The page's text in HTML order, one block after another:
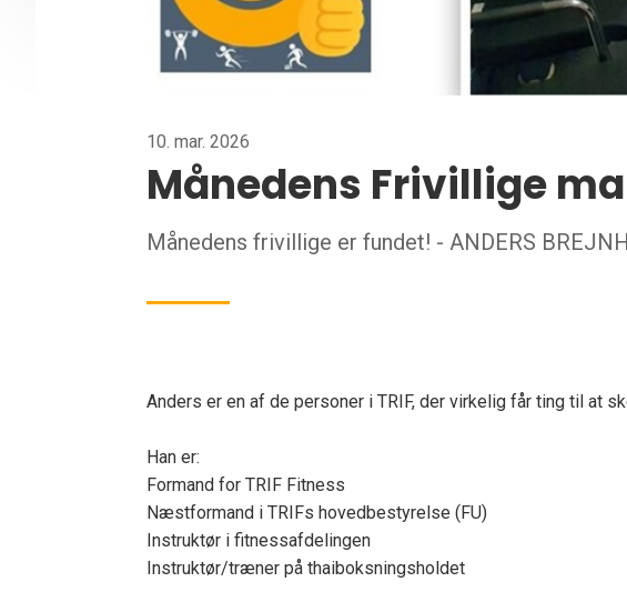
10. mar. 2026
Månedens Frivillige
Månedens frivillige er fundet! - ANDERS
Anders er en af de personer i TRIF, der virkelig får ting til at
Han er:
Formand for TRIF Fitness
Næstformand i TRIFs hovedbestyrelse (FU)
Instruktør i fitnessafdelingen
Instruktør/træner på thaiboksningsholdet